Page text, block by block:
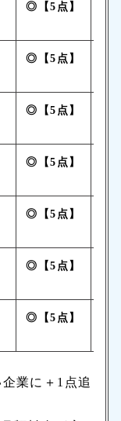
◎【5点】
◎【5点】
◎【5点】
◎【5点】
◎【5点】
◎【5点】
◎【5点】
業に＋1点追